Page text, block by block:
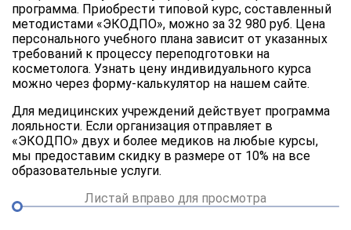
программа. Приобрести типовой курс, составленный
методистами «ЭКОДПО», можно за 32 980 руб. Цена
персонального учебного плана зависит от указанных
требований к процессу переподготовки на
косметолога. Узнать цену индивидуального курса
можно через форму-калькулятор на нашем сайте.
Для медицинских учреждений действует программа
лояльности. Если организация отправляет в
«ЭКОДПО» двух и более медиков на любые курсы,
мы предоставим скидку в размере от 10% на все
образовательные услуги.
Листай вправо для просмотра